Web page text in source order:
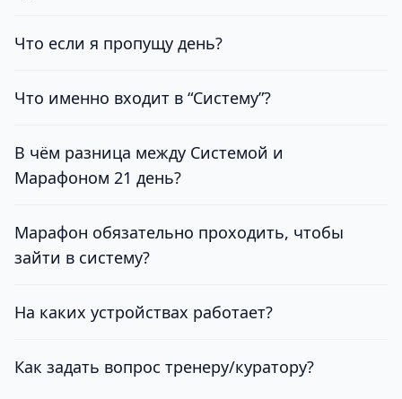
Что если я пропущу день?
Что именно входит в “Систему”?
В чём разница между Системой и
Марафоном 21 день?
Марафон обязательно проходить, чтобы
зайти в систему?
На каких устройствах работает?
Как задать вопрос тренеру/куратору?